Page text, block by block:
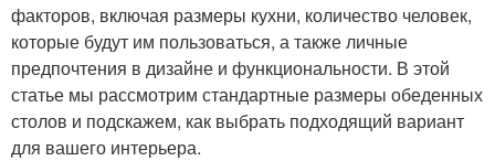
факторов, включая размеры кухни, количество человек,
которые будут им пользоваться, а также личные
предпочтения в дизайне и функциональности. В этой
статье мы рассмотрим стандартные размеры обеденных
столов и подскажем, как выбрать подходящий вариант
для вашего интерьера.